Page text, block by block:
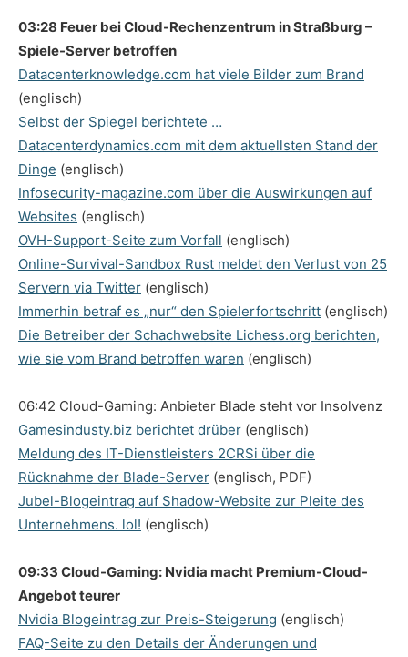
03:28 Feuer bei Cloud-Rechenzentrum in Straßburg –
Spiele-Server betroffen
Datacenterknowledge.com hat viele Bilder zum Brand
(englisch)
Selbst der Spiegel berichtete …
Datacenterdynamics.com mit dem aktuellsten Stand der
Dinge (englisch)
Infosecurity-magazine.com über die Auswirkungen auf
Websites (englisch)
OVH-Support-Seite zum Vorfall (englisch)
Online-Survival-Sandbox Rust meldet den Verlust von 25
Servern via Twitter (englisch)
Immerhin betraf es „nur“ den Spielerfortschritt (englisch)
Die Betreiber der Schachwebsite Lichess.org berichten,
wie sie vom Brand betroffen waren (englisch)
06:42 Cloud-Gaming: Anbieter Blade steht vor Insolvenz
Gamesindusty.biz berichtet drüber (englisch)
Meldung des IT-Dienstleisters 2CRSi über die
Rücknahme der Blade-Server (englisch, PDF)
Jubel-Blogeintrag auf Shadow-Website zur Pleite des
Unternehmens. lol! (englisch)
09:33 Cloud-Gaming: Nvidia macht Premium-Cloud-
Angebot teurer
Nvidia Blogeintrag zur Preis-Steigerung (englisch)
FAQ-Seite zu den Details der Änderungen und